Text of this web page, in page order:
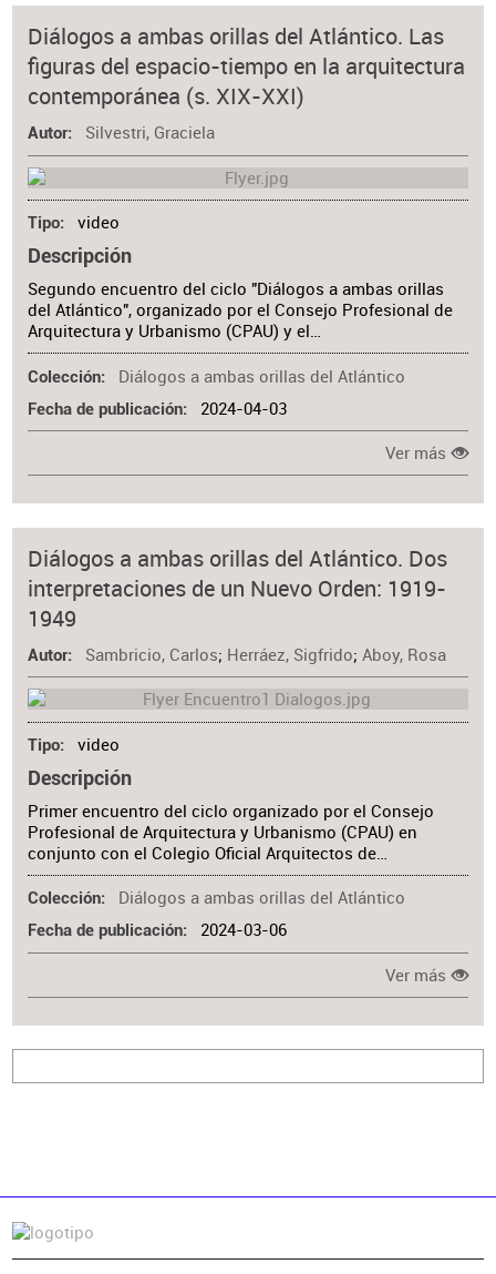
Diálogos a ambas orillas del Atlántico. Las
figuras del espacio-tiempo en la arquitectura
contemporánea (s. XIX-XXI)
Autor Silvestri, Graciela
Tipo video
Descripción
Segundo encuentro del ciclo "Diálogos a ambas orillas
del Atlántico", organizado por el Consejo Profesional de
Arquitectura y Urbanismo (CPAU) y el…
Colección Diálogos a ambas orillas del Atlántico
Fecha de publicación 2024-04-03
Ver más
Diálogos a ambas orillas del Atlántico. Dos
interpretaciones de un Nuevo Orden: 1919-
1949
Autor Sambricio, Carlos; Herráez, Sigfrido; Aboy, Rosa
Tipo video
Descripción
Primer encuentro del ciclo organizado por el Consejo
Profesional de Arquitectura y Urbanismo (CPAU) en
conjunto con el Colegio Oficial Arquitectos de…
Colección Diálogos a ambas orillas del Atlántico
Fecha de publicación 2024-03-06
Ver más